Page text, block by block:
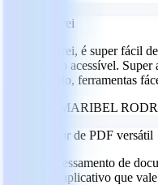
Adorei
Adorei, é super fácil
preço acessível.
rápido, ferramentas
MARIBEL
Editor de PDF versátil
Processamento de
Um aplicativo que